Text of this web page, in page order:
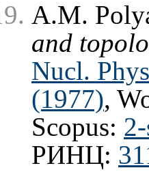
A.M.
and
Nucl.
(1977),
Scopus:
РИНЦ: